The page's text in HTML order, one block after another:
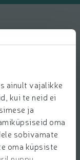
ainult vajalikke
kui te neid ei
ja
oma
sobivamate
oma küpsiste